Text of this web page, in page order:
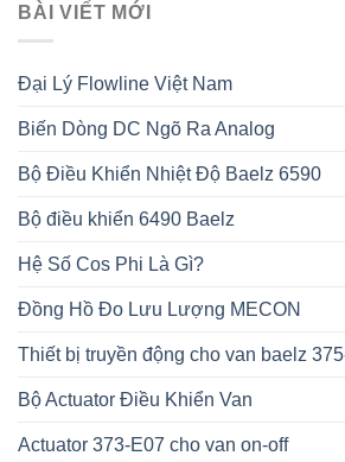
BÀI VIẾT MỚI
Đại Lý Flowline Việt Nam
Biến Dòng DC Ngõ Ra Analog
Bộ Điều Khiển Nhiệt Độ Baelz 6590
Bộ điều khiển 6490 Baelz
Hệ Số Cos Phi Là Gì?
Đồng Hồ Đo Lưu Lượng MECON
Thiết bị truyền động cho van baelz
Bộ Actuator Điều Khiển Van
Actuator 373-E07 cho van on-off